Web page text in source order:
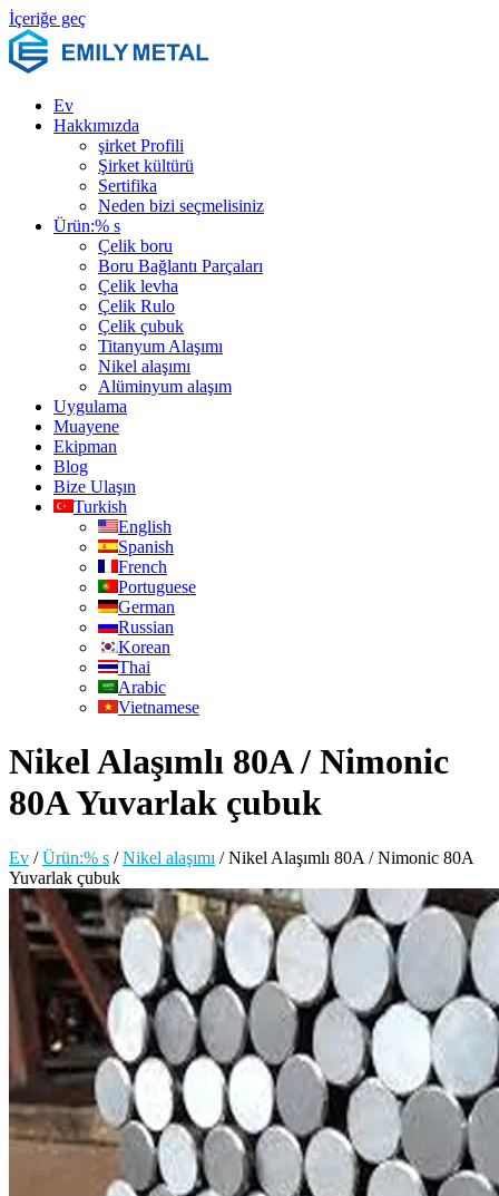
İçeriğe geç
Ev
Hakkımızda
şirket Profili
Şirket kültürü
Sertifika
Neden bizi seçmelisiniz
Ürün:% s
Çelik boru
Boru Bağlantı Parçaları
Çelik levha
Çelik Rulo
Çelik çubuk
Titanyum Alaşımı
Nikel alaşımı
Alüminyum alaşım
Uygulama
Muayene
Ekipman
Blog
Bize Ulaşın
Turkish
English
Spanish
French
Portuguese
German
Russian
Korean
Thai
Arabic
Vietnamese
Nikel Alaşımlı 80A / Nimonic
80A Yuvarlak çubuk
Ev /Ürün:% s /Nikel alaşımı /Nikel Alaşımlı 80A / Nimonic 80A
Yuvarlak çubuk